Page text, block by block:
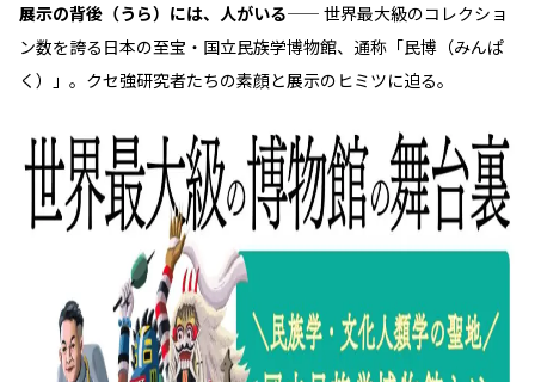
展示の背後（うら）には、人がいる—— 世界最大級のコレクショ
ン数を誇る日本の至宝・国立民族学博物館、通称「民博（みんぱ
く）」。クセ強研究者たちの素顔と展示のヒミツに迫る。